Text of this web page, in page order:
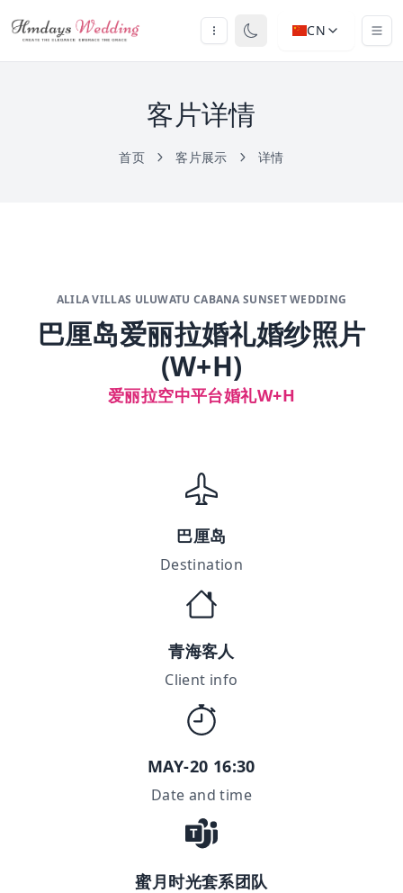
CN
客片详情
首页 客片展示 详情
ALILA VILLAS ULUWATU CABANA SUNSET WEDDING
巴厘岛爱丽拉婚礼婚纱照片
(W+H)
爱丽拉空中平台婚礼W+H
巴厘岛
Destination
青海客人
Client info
MAY-20 16:30
Date and time
蜜月时光套系团队